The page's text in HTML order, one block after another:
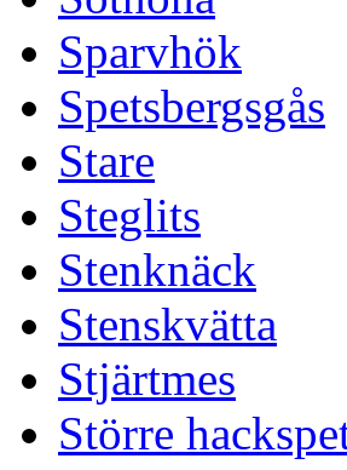
Sparvhök
Spetsbergsgås
Stare
Steglits
Stenknäck
Stenskvätta
Stjärtmes
Större